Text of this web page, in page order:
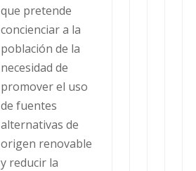
que pretende
concienciar a la
población de la
necesidad de
promover el uso
de fuentes
alternativas de
origen renovable
y reducir la